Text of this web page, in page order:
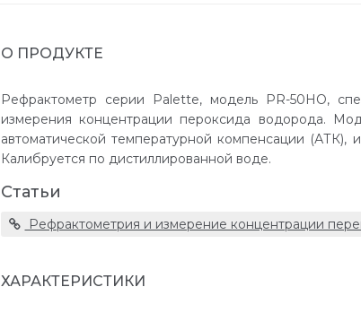
О ПРОДУКТЕ
Рефрактометр серии Palette, модель PR-50HO,
измерения концентрации пероксида водорода.
автоматической температурной компенсации (АТК),
Калибруется по дистиллированной воде.
Статьи
Рефрактометрия и измерение концентрации
ХАРАКТЕРИСТИКИ